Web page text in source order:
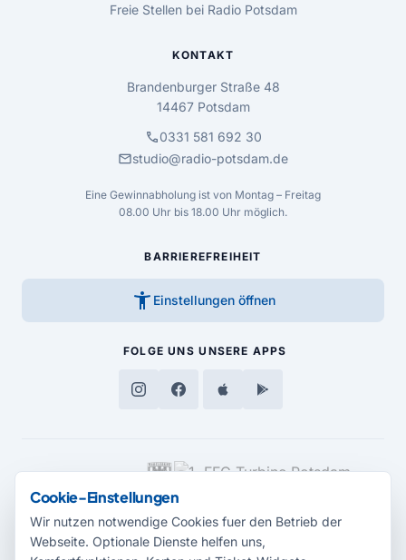
Freie Stellen bei Radio Potsdam
KONTAKT
Brandenburger Straße 48
14467 Potsdam
call0331 581 692 30
mailstudio@radio-potsdam.de
Eine Gewinnabholung ist von Montag – Freitag
08.00 Uhr bis 18.00 Uhr möglich.
BARRIEREFREIHEIT
accessibility_new Einstellungen öffnen
FOLGE UNS UNSERE APPS
MEDIENPARTNER
Cookie-Einstellungen
Wir nutzen notwendige Cookies fuer den Betrieb der
Webseite. Optionale Dienste helfen uns,